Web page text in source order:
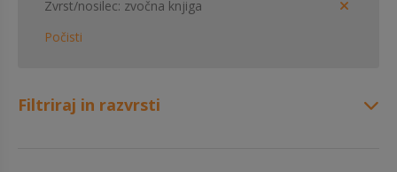
Zvrst/nosilec zvočna knjiga
Počisti
Filtriraj in razvrsti